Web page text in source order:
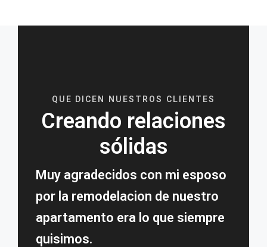
QUE DICEN NUESTROS CLIENTES
Creando relaciones
sólidas
Muy agradecidos con mi esposo
por la remodelacion de nuestro
apartamento era lo que siempre
quisimos.